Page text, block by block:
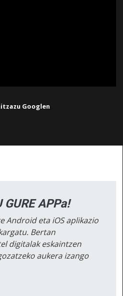
Googlen
GURE APPa!
Android eta iOS aplikazio
Bertan
digitalak eskaintzen
aukera izango